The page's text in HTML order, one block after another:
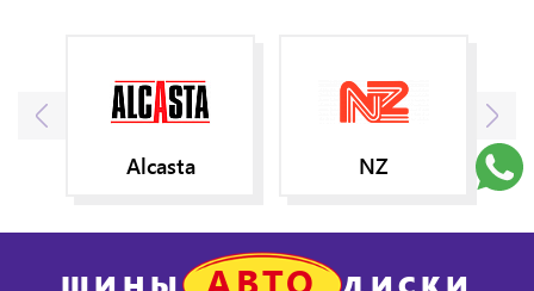
Alcasta NZ
АВТО